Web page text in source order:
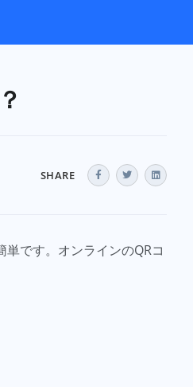
SHARE
です。オンラインのQRコ